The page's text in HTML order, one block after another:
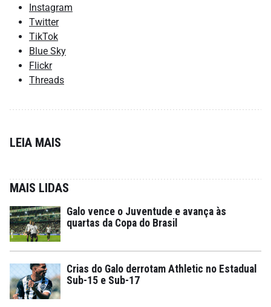
Instagram
Twitter
TikTok
Blue Sky
Flickr
Threads
LEIA MAIS
MAIS LIDAS
Galo vence o Juventude e avança às
quartas da Copa do Brasil
Crias do Galo derrotam Athletic no Estadual
Sub-15 e Sub-17